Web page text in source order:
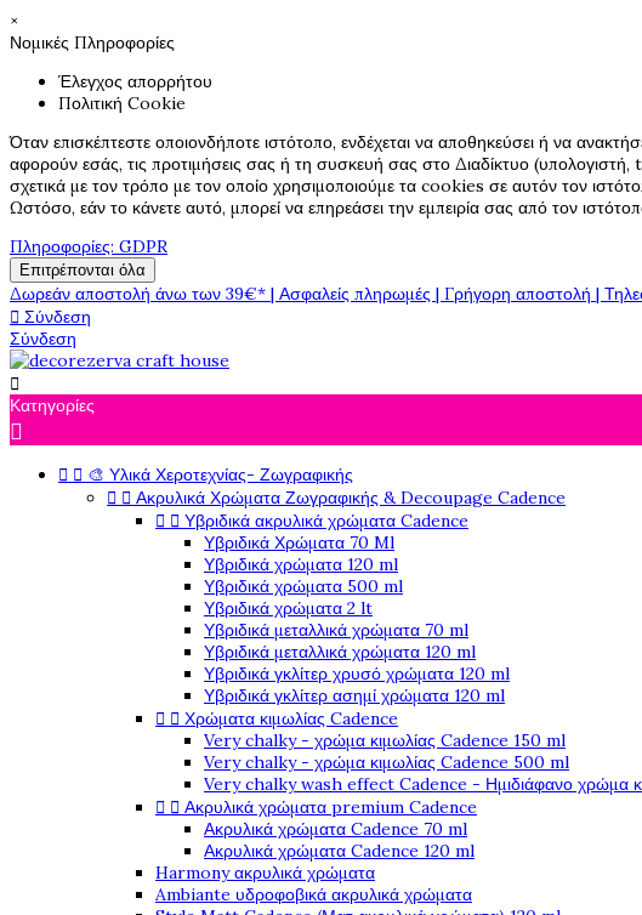
×
Νομικές Πληροφορίες
Έλεγχος απορρήτου
Πολιτική Cookie
Όταν επισκέπτεστε οποιονδήποτε ιστότοπο, ενδέχεται να αποθηκεύσει ή να
αφορούν εσάς, τις προτιμήσεις σας ή τη συσκευή σας στο Διαδίκτυο (υπολογιστή,
σχετικά με τον τρόπο με τον οποίο χρησιμοποιούμε τα cookies σε αυτόν τον
Ωστόσο, εάν το κάνετε αυτό, μπορεί να επηρεάσει την εμπειρία σας από τον
Πληροφορίες: GDPR
Επιτρέπονται όλα
Δωρεάν αποστολή άνω των 39€* | Ασφαλείς πληρωμές | Γρήγορη αποστολή |
 Σύνδεση
Σύνδεση

Κατηγορίες

  🎨 Υλικά Χεροτεχνίας- Ζωγραφικής
  Ακρυλικά Χρώματα Ζωγραφικής & Decoupage Cadence
  Υβριδικά ακρυλικά χρώματα Cadence
Υβριδικά Χρώματα 70 Ml
Υβριδικά χρώματα 120 ml
Υβριδικά χρώματα 500 ml
Υβριδικά χρώματα 2 lt
Υβριδικά μεταλλικά χρώματα 70 ml
Υβριδικά μεταλλικά χρώματα 120 ml
Υβριδικά γκλίτερ χρυσό χρώματα 120 ml
Υβριδικά γκλίτερ ασημί χρώματα 120 ml
  Χρώματα κιμωλίας Cadence
Very chalky - χρώμα κιμωλίας Cadence 150 ml
Very chalky - χρώμα κιμωλίας Cadence 500 ml
Very chalky wash effect Cadence - Ημιδιάφανο χρώμα
  Ακρυλικά χρώματα premium Cadence
Ακρυλικά χρώματα Cadence 70 ml
Ακρυλικά χρώματα Cadence 120 ml
Harmony ακρυλικά χρώματα
Ambiante υδροφοβικά ακρυλικά χρώματα